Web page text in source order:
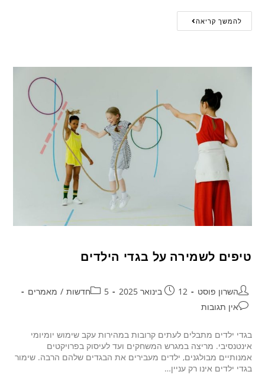
להמשך קריאה
טיפים לשמירה על בגדי הילדים
השרון פוסט 12 בינואר 2025 5חדשות / מאמרים
אין תגובות
בגדי ילדים מתבלים לעתים קרובות במהירות עקב שימוש יומיומי
אינטנסיבי. מריצה במגרש המשחקים ועד לעיסוק בפרויקטים
אמנותיים מבולגנים, ילדים מעבירים את הבגדים שלהם הרבה. שימור
בגדי ילדים אינו רק עניין…